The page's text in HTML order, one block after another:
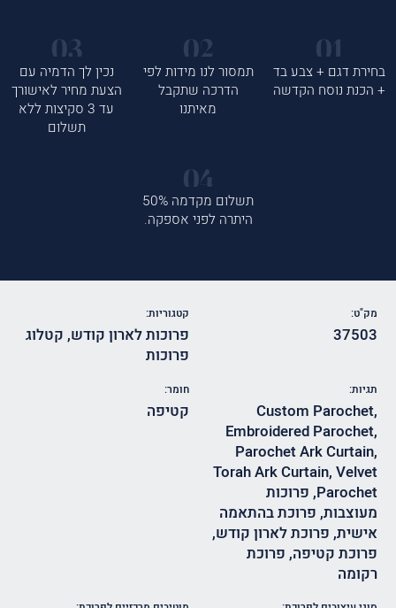
בחירת דגם + צבע בד
+ הכנת נוסח הקדשה
תמסור לנו מידות לפי
הדרכה שתקבל
מאיתנו
נכין לך הדמיה עם
הצעת מחיר לאישורך
עד 3 סקיצות ללא
תשלום
תשלום מקדמה 50%
היתרה לפני אספקה.
מק"ט:
37503
קטגוריות:
פרוכות לארון קודש, קטלוג
פרוכות
תגיות:
Custom Parochet,
Embroidered Parochet,
Parochet Ark Curtain,
Torah Ark Curtain,Velvet
Parochet
, פרוכות
מעוצבות, פרוכת בהתאמה
אישית, פרוכת לארון קודש,
פרוכת קטיפה, פרוכת
רקומה
חומר:
קטיפה